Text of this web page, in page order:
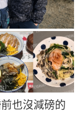
也沒減磅的